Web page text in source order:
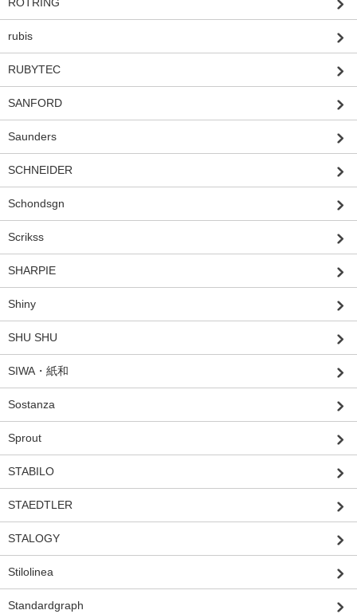
rubis
RUBYTEC
SANFORD
Saunders
SCHNEIDER
Schondsgn
Scrikss
SHARPIE
Shiny
SHU SHU
SIWA・紙和
Sostanza
Sprout
STABILO
STAEDTLER
STALOGY
Stilolinea
Standardgraph